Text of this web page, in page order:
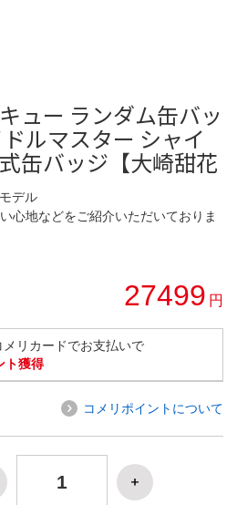
ュー ランダム缶バッ
ルマスター シャイ
缶バッジ【大崎甜花
デル
心地などをご紹介いただいておりま
27499 円
リカードでお支払いで
ト獲得
コメリポイントについて